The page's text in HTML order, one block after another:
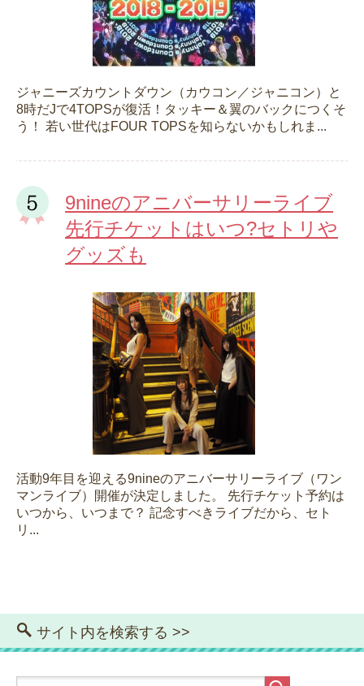
ジャニーズカウントダウン（カウコン／ジャニコン）と
8時だJで4TOPSが復活！タッキー＆翼のバックにつくそ
う！ 若い世代はFOUR TOPSを知らないかもしれま...
9nineのアニバーサリーライブ
先行チケットはいつ?セトリや
グッズも
活動9年目を迎える9nineのアニバーサリーライブ（ワン
マンライブ）開催が決定しました。 先行チケット予約は
いつから、いつまで？ 記念すべきライブだから、セト
リ...
サイト内を検索する >>